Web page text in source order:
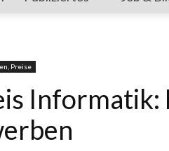
Preise
Informatik: